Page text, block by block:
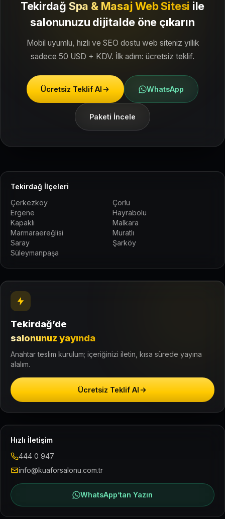
Tekirdağ Spa & Masaj Web Sitesi ile
salonunuzu dijitalde öne çıkarın
Mobil uyumlu, hızlı ve SEO dostu web siteniz yıllık
sadece 50 USD + KDV. İlk adım: ücretsiz teklif.
Ücretsiz Teklif Al WhatsApp
Paketi İncele
Tekirdağ İlçeleri
Çerkezköy
Çorlu
Ergene
Hayrabolu
Kapaklı
Malkara
Marmaraereğlisi
Muratlı
Saray
Şarköy
Süleymanpaşa
Tekirdağ’de
salonunuz yayında
Anahtar teslim kurulum; içeriğinizi iletin, kısa sürede yayına
alalım.
Ücretsiz Teklif Al
Hızlı İletişim
444 0 947
info@kuaforsalonu.com.tr
WhatsApp’tan Yazın